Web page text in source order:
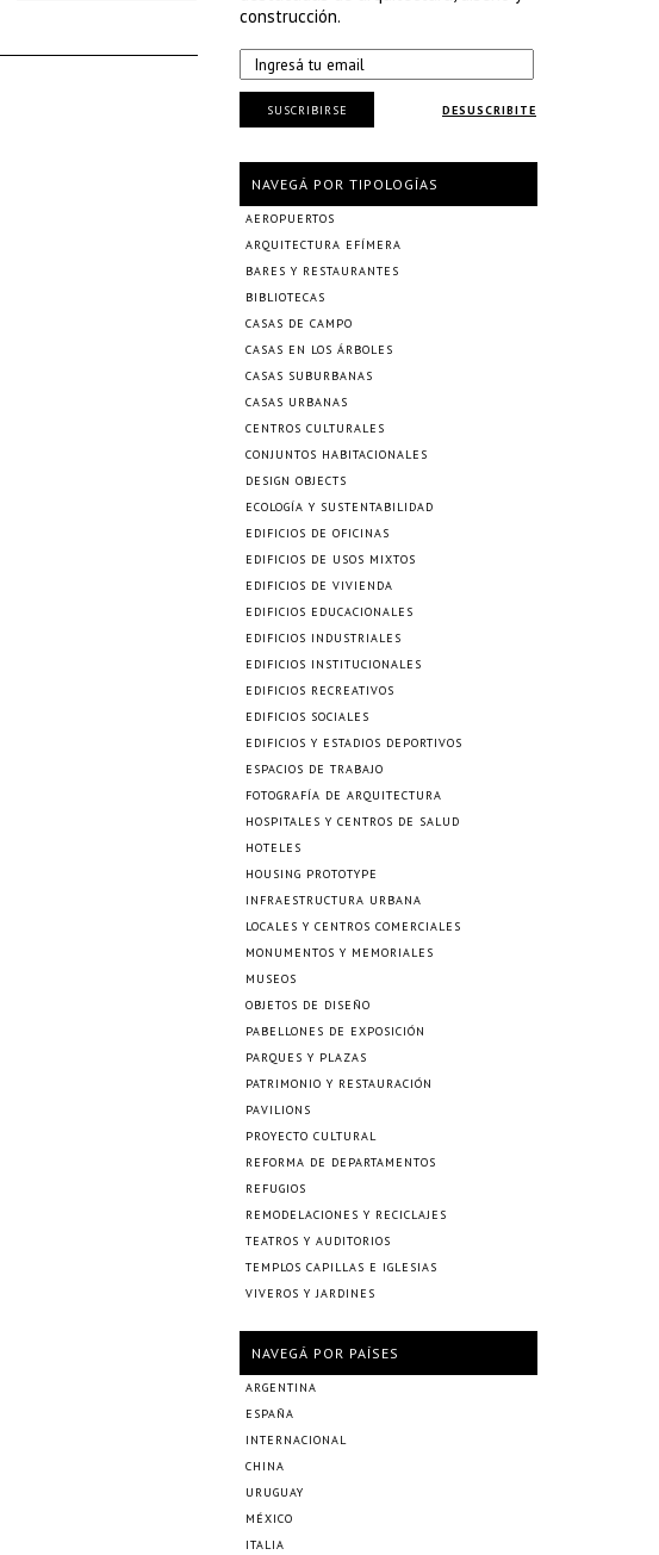
construcción.
DESUSCRIBITE
SUSCRIBIRSE
NAVEGÁ POR TIPOLOGÍAS
AEROPUERTOS
ARQUITECTURA EFÍMERA
BARES Y RESTAURANTES
BIBLIOTECAS
CASAS DE CAMPO
CASAS EN LOS ÁRBOLES
CASAS SUBURBANAS
CASAS URBANAS
CENTROS CULTURALES
CONJUNTOS HABITACIONALES
DESIGN OBJECTS
ECOLOGÍA Y SUSTENTABILIDAD
EDIFICIOS DE OFICINAS
EDIFICIOS DE USOS MIXTOS
EDIFICIOS DE VIVIENDA
EDIFICIOS EDUCACIONALES
EDIFICIOS INDUSTRIALES
EDIFICIOS INSTITUCIONALES
EDIFICIOS RECREATIVOS
EDIFICIOS SOCIALES
EDIFICIOS Y ESTADIOS DEPORTIVOS
ESPACIOS DE TRABAJO
FOTOGRAFÍA DE ARQUITECTURA
HOSPITALES Y CENTROS DE SALUD
HOTELES
HOUSING PROTOTYPE
INFRAESTRUCTURA URBANA
LOCALES Y CENTROS COMERCIALES
MONUMENTOS Y MEMORIALES
MUSEOS
OBJETOS DE DISEÑO
PABELLONES DE EXPOSICIÓN
PARQUES Y PLAZAS
PATRIMONIO Y RESTAURACIÓN
PAVILIONS
PROYECTO CULTURAL
REFORMA DE DEPARTAMENTOS
REFUGIOS
REMODELACIONES Y RECICLAJES
TEATROS Y AUDITORIOS
TEMPLOS CAPILLAS E IGLESIAS
VIVEROS Y JARDINES
NAVEGÁ POR PAÍSES
ARGENTINA
ESPAÑA
INTERNACIONAL
CHINA
URUGUAY
MÉXICO
ITALIA